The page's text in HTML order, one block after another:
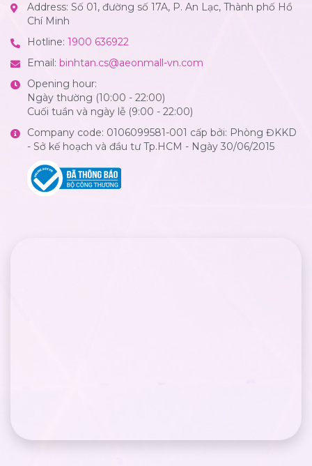
Address: Số 01, đường số 17A, P. An Lạc, Thành phố Hồ
Chí Minh
Hotline: 1900 636922
Email: binhtan.cs@aeonmall-vn.com
Opening hour:
Ngày thường (10:00 - 22:00)
Cuối tuần và ngày lễ (9:00 - 22:00)
Company code: 0106099581-001 cấp bởi: Phòng ĐKKD
- Sở kế hoạch và đầu tư Tp.HCM - Ngày 30/06/2015